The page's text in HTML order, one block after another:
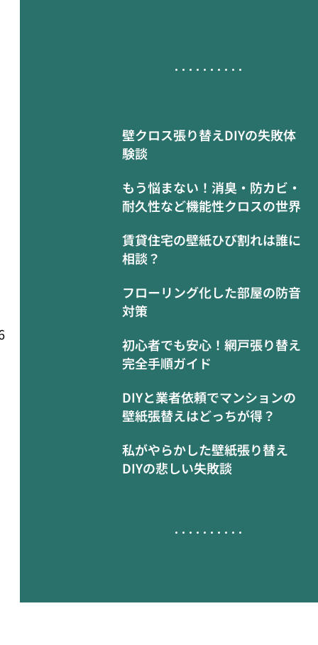
壁クロス張り替えDIYの失敗体
験談
もう悩まない！消臭・防カビ・
耐久性など機能性クロスの世界
賃貸住宅の壁紙ひび割れは誰に
相談？
フローリング化した部屋の防音
対策
初心者でも安心！網戸張り替え
完全手順ガイド
DIYと業者依頼でマンションの
壁紙張替えはどっちが得？
私がやらかした壁紙張り替え
DIYの悲しい失敗談